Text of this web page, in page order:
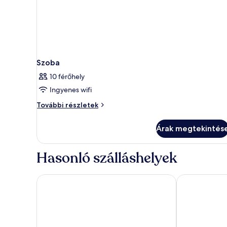
Szoba
10 férőhely
Ingyenes wifi
További részletek
Szoba
Árak
Hasonló szálláshelyek
Traders Hotel Kuala Lumpur Star Suites